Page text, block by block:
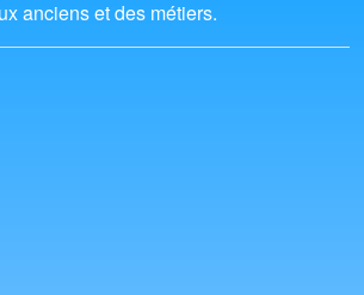
anciens et des métiers.